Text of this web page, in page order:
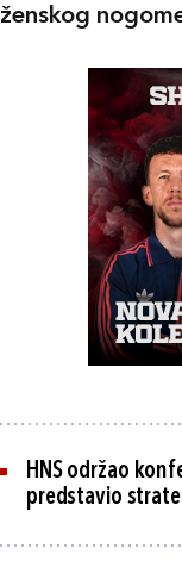
ženskog
HNS održao
predstavio